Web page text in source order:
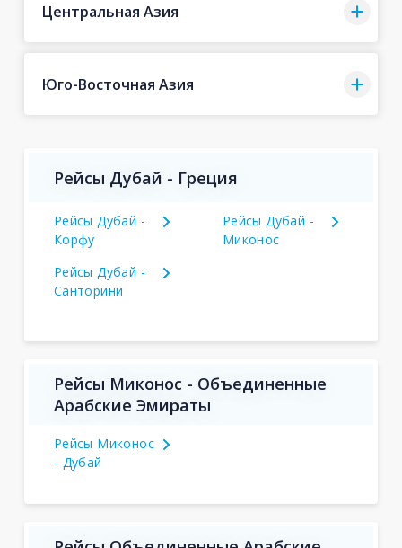
Центральная Азия
Юго-Восточная Азия
Рейсы Дубай - Греция
Рейсы Дубай -
Корфу
Рейсы Дубай -
Миконос
Рейсы Дубай -
Санторини
Рейсы Миконос - Объединенные
Арабские Эмираты
Рейсы Миконос
- Дубай